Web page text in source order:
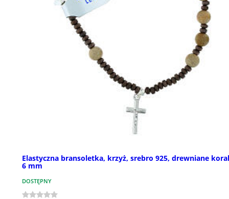
Elastyczna bransoletka, krzyż, srebro 925, drewniane
6 mm
DOSTĘPNY